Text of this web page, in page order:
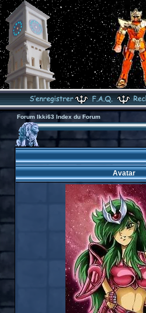
Forum Ikki63 Index du Forum
Avatar